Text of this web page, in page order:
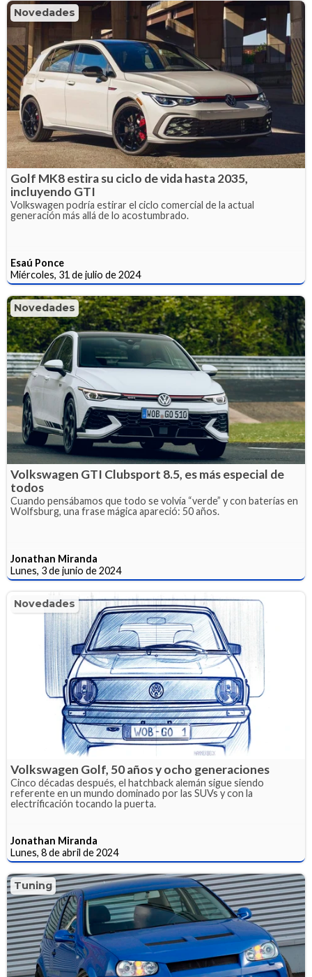
Novedades
Golf MK8 estira su ciclo de vida hasta 2035,
incluyendo GTI
Volkswagen podría estirar el ciclo comercial de la actual
generación más allá de lo acostumbrado.
Esaú Ponce
Miércoles, 31 de julio de 2024
Novedades
Volkswagen GTI Clubsport 8.5, es más especial de
todos
Cuando pensábamos que todo se volvía “verde” y con baterías en
Wolfsburg, una frase mágica apareció: 50 años.
Jonathan Miranda
Lunes, 3 de junio de 2024
Novedades
Volkswagen Golf, 50 años y ocho generaciones
Cinco décadas después, el hatchback alemán sigue siendo
referente en un mundo dominado por las SUVs y con la
electrificación tocando la puerta.
Jonathan Miranda
Lunes, 8 de abril de 2024
Tuning